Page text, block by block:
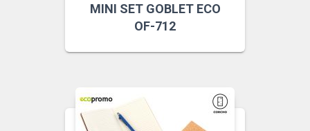
MINI SET GOBLET ECO
OF-712